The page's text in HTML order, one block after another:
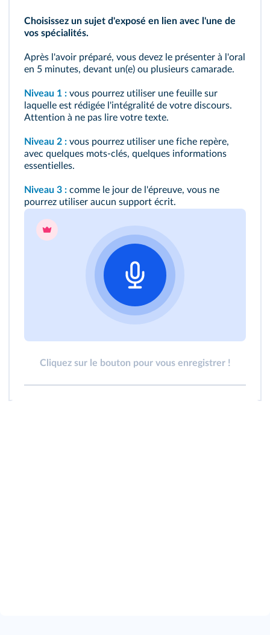
Choisissez un sujet d'exposé en lien avec l'une de
vos spécialités.
Après l'avoir préparé, vous devez le présenter à l'oral
en 5 minutes, devant un(e) ou plusieurs camarade.
Niveau 1 : vous pourrez utiliser une feuille sur
laquelle est rédigée l'intégralité de votre discours.
Attention à ne pas lire votre texte.
Niveau 2 : vous pourrez utiliser une fiche repère,
avec quelques mots-clés, quelques informations
essentielles.
Niveau 3 : comme le jour de l'épreuve, vous ne
pourrez utiliser aucun support écrit.
Cliquez sur le bouton pour vous enregistrer !